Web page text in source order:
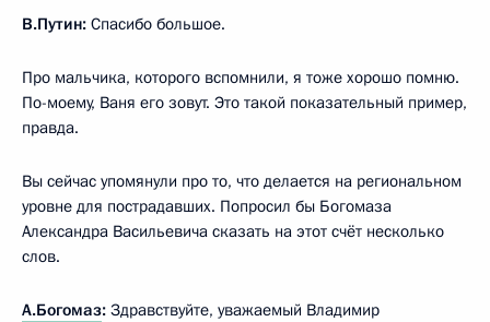
В.Путин: Спасибо большое.
Про мальчика, которого вспомнили, я тоже хорошо помню.
По-моему, Ваня его зовут. Это такой показательный пример,
правда.
Вы сейчас упомянули про то, что делается на региональном
уровне для пострадавших. Попросил бы Богомаза
Александра Васильевича сказать на этот счёт несколько
слов.
А.Богомаз: Здравствуйте, уважаемый Владимир